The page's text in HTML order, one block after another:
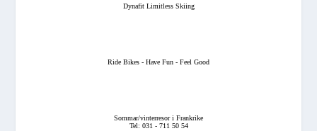
Dynafit Limitless Skiing
Ride Bikes - Have Fun - Feel Good
Sommar/vinterresor i Frankrike
Tel: 031 - 711 50 54